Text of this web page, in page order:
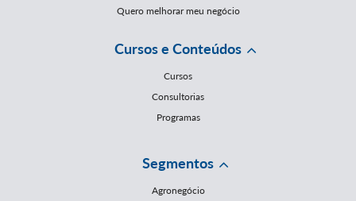
Quero melhorar meu negócio
Cursos e Conteúdos
Cursos
Consultorias
Programas
Segmentos
Agronegócio